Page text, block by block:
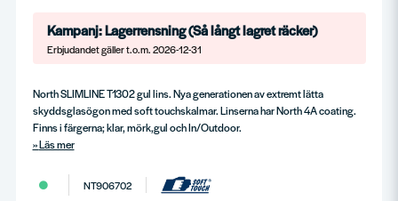
Kampanj: Lagerrensning (Så långt lagret räcker)
Erbjudandet gäller t.o.m. 2026-12-31
North SLIMLINE T1302 gul lins. Nya generationen av extremt lätta
skyddsglasögon med soft touchskalmar. Linserna har North 4A coating.
Finns i färgerna; klar, mörk,gul och In/Outdoor.
Läs mer
NT906702